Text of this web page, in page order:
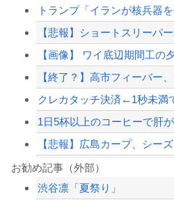
【画像】 ワイ底辺期間工の
クレカタッチ決済←1秒未満
素直に中国の発展すごいよな
お勧め記事（外部）
渋谷凛「夏祭り」